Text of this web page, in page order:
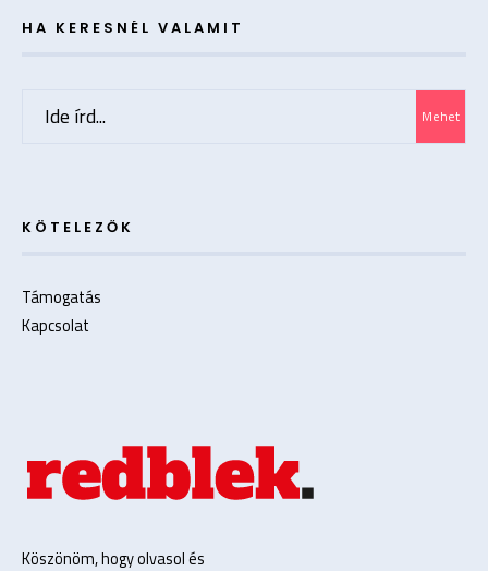
HA KERESNÉL VALAMIT
Mehet
KÖTELEZŐK
Támogatás
Kapcsolat
Köszönöm, hogy olvasol és